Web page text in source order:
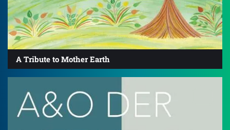
A Tribute to Mother Earth